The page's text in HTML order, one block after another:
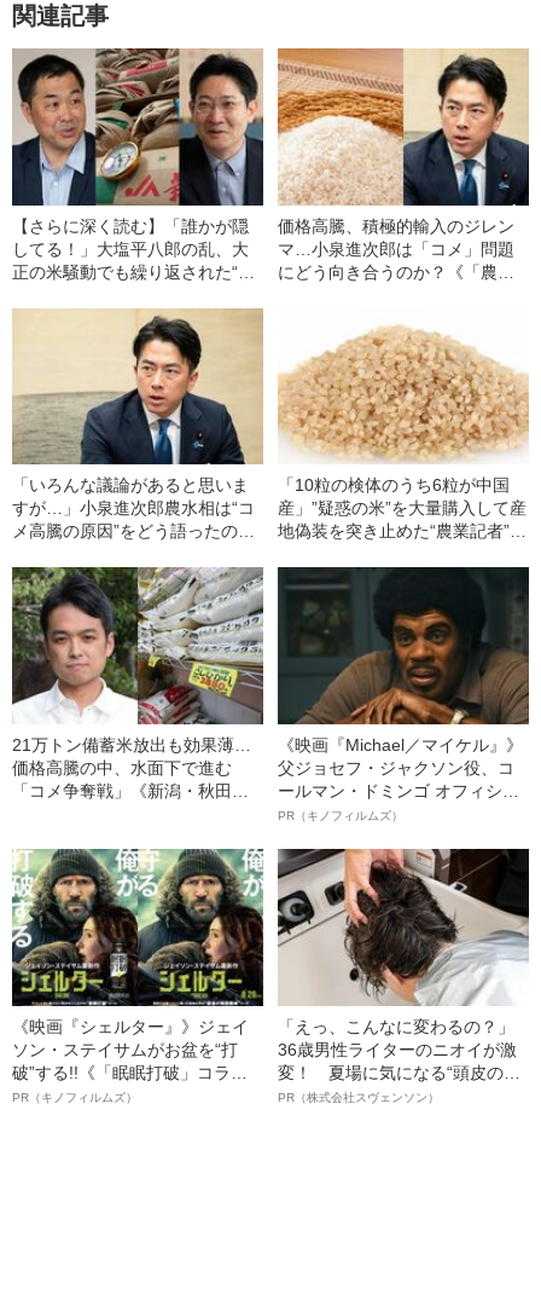
関連記事
【さらに深く読む】「誰かが隠
してる！」大塩平八郎の乱、大
正の米騒動でも繰り返された“コ
価格高騰、積極的輸入のジレン
マ…小泉進次郎は「コメ」問題
にどう向き合うのか？《「農家
「いろんな議論があると思いま
すが…」小泉進次郎農水相は“コ
メ高騰の原因”をどう語ったの
「10粒の検体のうち6粒が中国
産」”疑惑の米”を大量購入して産
地偽装を突き止めた“農業記者”の
21万トン備蓄米放出も効果薄…
価格高騰の中、水面下で進む
「コメ争奪戦」《新潟・秋田が
《映画『Michael／マイケル』》
父ジョセフ・ジャクソン役、コ
ールマン・ドミンゴ オフィシャ
ルインタビュー“観客を魅了した
語る”《日本興収70億円突破》
PR（キノフィルムズ）
《映画『シェルター』》ジェイ
ソン・ステイサムがお盆を“打
破”する!!《「眠眠打破」コラ
ボ》
PR（キノフィルムズ）
「えっ、こんなに変わるの？」
36歳男性ライターのニオイが激
変！ 夏場に気になる“頭皮のニ
オイ”や“ベタつき”を解消す
PR（株式会社スヴェンソン）